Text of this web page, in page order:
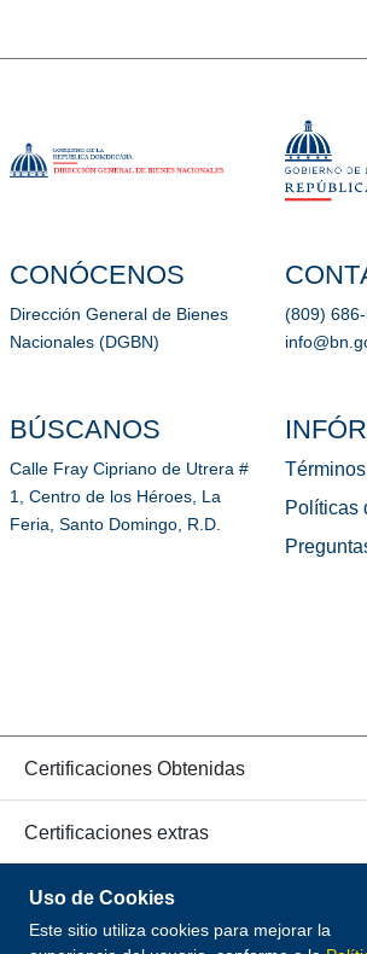
CONÓCENOS
Dirección General de Bienes
Nacionales (DGBN)
BÚSCANOS
Calle Fray Cipriano de Utrera #
1, Centro de los Héroes, La
Feria, Santo Domingo, R.D.
(809)
Políticas
Certificaciones Obtenidas
Certificaciones extras
© 2026 Todos los Derechos
Desarrollado por
Uso de Cookies
Este sitio utiliza cookies para mejorar la